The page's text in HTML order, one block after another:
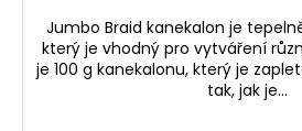
Jumbo Braid kanekalon je
který je vhodný pro vytváření
je 100 g kanekalonu, který je
tak, jak je...